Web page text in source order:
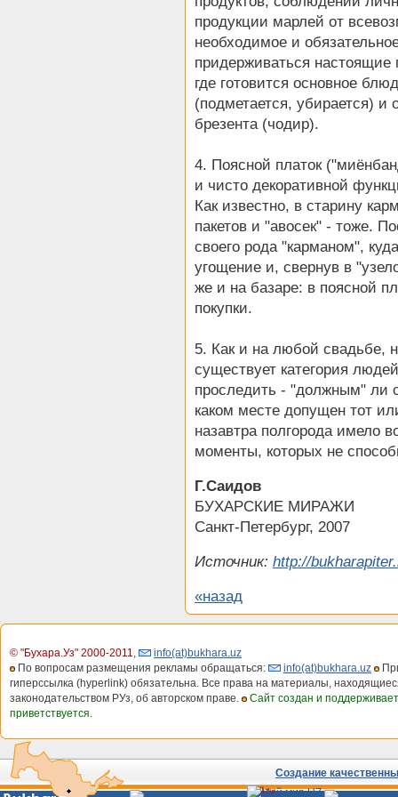
продукции марлей от
необходимое и
придерживаться
где готовится основное
(подметается, убирается) и
брезента (чодир).
4. Поясной платок
и чисто декоративной
Как известно, в старину
пакетов и "авосек" - тоже.
своего рода "карманом",
угощение и, свернув в
же и на базаре: в поясной
покупки.
5. Как и на любой свадьбе,
существует категория
проследить - "должным" ли
каком месте допущен тот
назавтра полгорода имело
моменты, которых не
Г.Саидов
БУХАРСКИЕ МИРАЖИ
Санкт-Петербург, 2007
Источник: http://
«назад
© "Бухара.Уз" 2000-2011,
info(at)bukhara.uz
По вопросам размещения рекламы обращаться:
info(at)bukhara.uz
гиперссылка (hyperlink) обязательна. Все права на материалы,
законодательством РУз, об авторском праве.
Сайт создан и
приветствуется.
Создание
Сайты